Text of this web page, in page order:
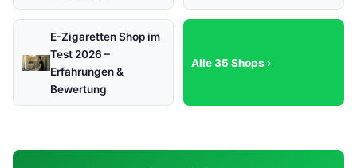
E-Zigaretten Shop im
Test 2026 –
Erfahrungen &
Bewertung
Alle 35 Shops ›